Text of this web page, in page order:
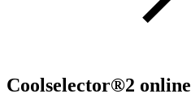
Coolselector®2 online